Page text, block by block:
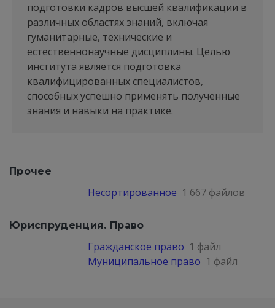
подготовки кадров высшей квалификации в
различных областях знаний, включая
гуманитарные, технические и
естественнонаучные дисциплины. Целью
института является подготовка
квалифицированных специалистов,
способных успешно применять полученные
знания и навыки на практике.
Прочее
Несортированное 1 667 файлов
Юриспруденция. Право
Гражданское право 1 файл
Муниципальное право 1 файл